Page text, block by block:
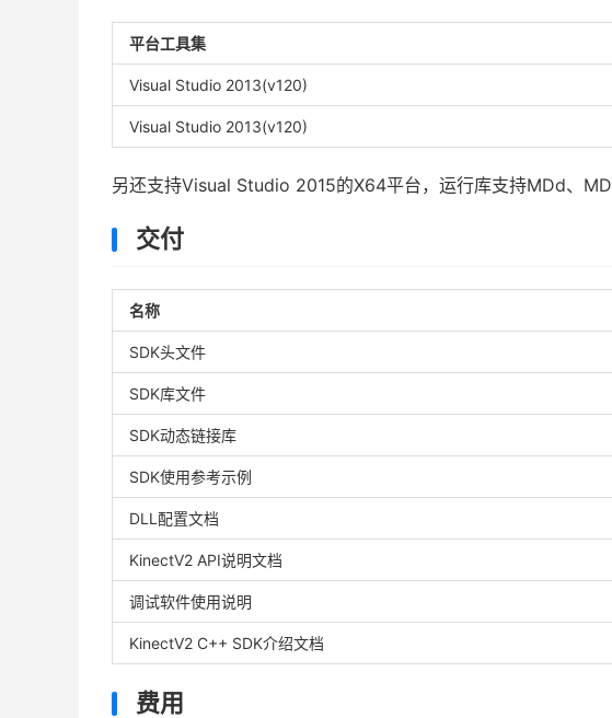
平台工具集
Visual Studio 2013(v120)
Visual Studio 2013(v120)
另还支持Visual Studio 2015的X64平台，运行库支持MDd、MD
交付
名称
SDK头文件
SDK库文件
SDK动态链接库
SDK使用参考示例
DLL配置文档
KinectV2 API说明文档
调试软件使用说明
KinectV2 C++ SDK介绍文档
费用